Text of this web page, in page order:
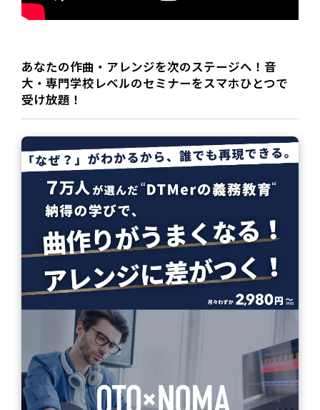
あなたの作曲・アレンジを次のステージへ！音
大・専門学校レベルのセミナーをスマホひとつで
受け放題！